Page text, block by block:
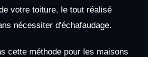
votre toiture, le tout réalisé
nécessiter d'échafaudage.
cette méthode pour les maisons